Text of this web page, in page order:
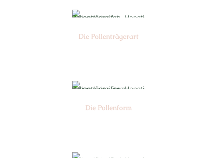
Die Pollen­trägerart
Die Pollen­form